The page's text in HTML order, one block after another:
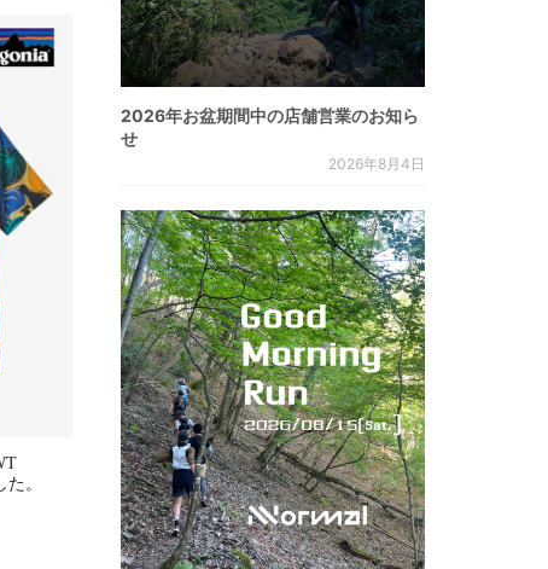
。
2026年お盆期間中の店舗営業のお知ら
せ
2026年8月4日